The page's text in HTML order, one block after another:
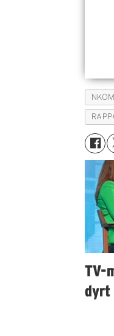
TV-
dyrt